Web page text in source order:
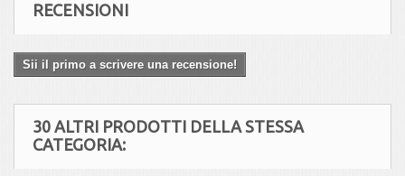
RECENSIONI
Sii il primo a scrivere una recensione!
30 ALTRI PRODOTTI DELLA STESSA
CATEGORIA: